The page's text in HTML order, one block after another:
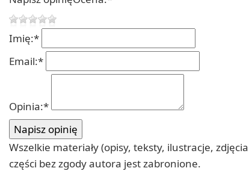
Imię:*
Email:*
Opinia:*
Wszelkie materiały (opisy, teksty, ilustracje,
części bez zgody autora jest zabronione.